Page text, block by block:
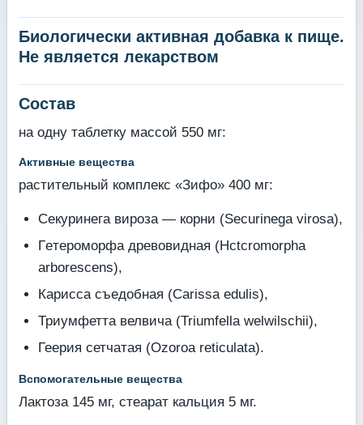
Биологически активная добавка к пище.
Не является лекарством
Состав
на одну таблетку массой 550 мг:
Активные вещества
растительный комплекс «Зифо» 400 мг:
Секуринега вироза — корни (Securinega virosa),
Гeтeроморфа древовидная (Hctcromorpha
arborescens),
Карисса съедобная (Carissa edulis),
Триумфетта велвича (Triumfella welwilschii),
Геерия сетчатая (Ozoroa reticulata).
Вспомогательные вещества
Лактоза 145 мг, стеарат кальция 5 мг.